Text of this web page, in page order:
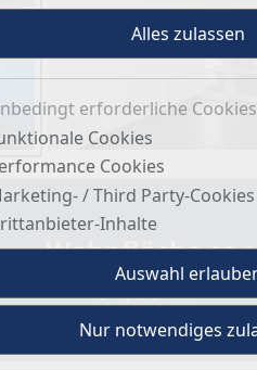
Wohnfläche ca.:
54,38 m²
erforderliche Cookies
Cookies
Cookies
/ Third Party-Cookies
Inhalte